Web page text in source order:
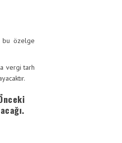
bu özelge
vergi tarh